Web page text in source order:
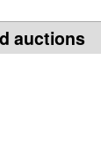
auctions